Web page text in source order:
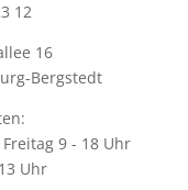
12
16
Bergstedt
9 - 18 Uhr
Uhr